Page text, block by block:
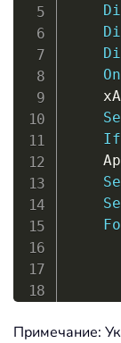
On
If
Примечание: